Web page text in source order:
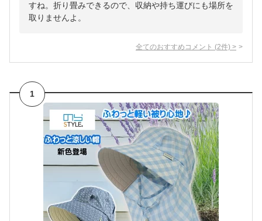
すね。折り畳みできるので、収納や持ち運びにも場所を
取りませんよ。
全てのおすすめコメント (2件) >
1